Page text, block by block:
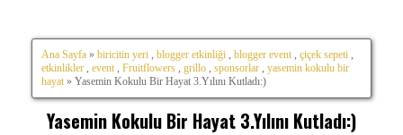
Ana Sayfa » biricitin yeri blogger etkinliği blogger event çiçek sepeti
etkinlikler
event Fruitflowers grillo sponsorlar
yasemin kokulu bir
hayat » Yasemin Kokulu Bir Hayat 3.Yılını Kutladı:)
Yasemin Kokulu Bir Hayat 3.Yılını Kutladı:)